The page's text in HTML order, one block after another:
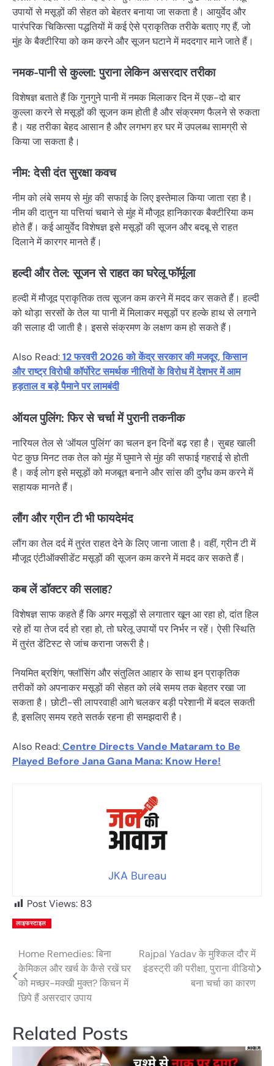
उपायों से मसूड़ों की सेहत को बेहतर बनाया जा सकता है। आयुर्वेद और
पारंपरिक चिकित्सा पद्धतियों में कई ऐसे प्राकृतिक तरीके बताए गए हैं, जो
मुंह के बैक्टीरिया को कम करने और सूजन घटाने में मददगार माने जाते हैं।
नमक-पानी से कुल्ला: पुराना लेकिन असरदार तरीका
विशेषज्ञ बताते हैं कि गुनगुने पानी में नमक मिलाकर दिन में एक-दो बार
कुल्ला करने से मसूड़ों की सूजन कम होती है और संक्रमण फैलने से रुकता
है। यह तरीका बेहद आसान है और लगभग हर घर में उपलब्ध सामग्री से
किया जा सकता है।
नीम: देसी दंत सुरक्षा कवच
नीम को लंबे समय से मुंह की सफाई के लिए इस्तेमाल किया जाता रहा है।
नीम की दातुन या पत्तियां चबाने से मुंह में मौजूद हानिकारक बैक्टीरिया कम
होते हैं। कई आयुर्वेद विशेषज्ञ इसे मसूड़ों की सूजन और बदबू से राहत
दिलाने में कारगर मानते हैं।
हल्दी और तेल: सूजन से राहत का घरेलू फॉर्मूला
हल्दी में मौजूद प्राकृतिक तत्व सूजन कम करने में मदद कर सकते हैं। हल्दी
को थोड़ा सरसों के तेल या पानी में मिलाकर मसूड़ों पर हल्के हाथ से लगाने
की सलाह दी जाती है। इससे संक्रमण के लक्षण कम हो सकते हैं।
Also Read:12 फरवरी 2026 को केंद्र सरकार की मजदूर, किसान
और राष्ट्र विरोधी कॉर्पोरेट समर्थक नीतियों के विरोध में देशभर में आम
हड़ताल व बड़े पैमाने पर लामबंदी
ऑयल पुलिंग: फिर से चर्चा में पुरानी तकनीक
नारियल तेल से ‘ऑयल पुलिंग’ का चलन इन दिनों बढ़ रहा है। सुबह खाली
पेट कुछ मिनट तक तेल को मुंह में घुमाने से मुंह की सफाई गहराई से होती
है। कई लोग इसे मसूड़ों को मजबूत बनाने और सांस की दुर्गंध कम करने में
सहायक मानते हैं।
लौंग और ग्रीन टी भी फायदेमंद
लौंग का तेल दर्द में तुरंत राहत देने के लिए जाना जाता है। वहीं, ग्रीन टी में
मौजूद एंटीऑक्सीडेंट मसूड़ों की सूजन कम करने में मदद कर सकते हैं।
कब लें डॉक्टर की सलाह?
विशेषज्ञ साफ कहते हैं कि अगर मसूड़ों से लगातार खून आ रहा हो, दांत हिल
रहे हों या तेज दर्द हो रहा हो, तो घरेलू उपायों पर निर्भर न रहें। ऐसी स्थिति
में तुरंत डेंटिस्ट से जांच कराना जरूरी है।
नियमित ब्रशिंग, फ्लॉसिंग और संतुलित आहार के साथ इन प्राकृतिक
तरीकों को अपनाकर मसूड़ों की सेहत को लंबे समय तक बेहतर रखा जा
सकता है। छोटी-सी लापरवाही आगे चलकर बड़ी परेशानी में बदल सकती
है, इसलिए समय रहते सतर्क रहना ही समझदारी है।
Also Read:Centre Directs Vande Mataram to Be
Played Before Jana Gana Mana: Know Here!
JKA Bureau
Post Views: 83
लाइफस्टाइल
Post
navigation
Home Remedies: बिना
केमिकल और खर्च के कैसे रखें घर
को मच्छर-मक्खी मुक्त? किचन में
छिपे हैं असरदार उपाय
Rajpal Yadav के मुश्किल दौर में
इंडस्ट्री की परीक्षा, पुराना वीडियो
बना चर्चा का कारण
Related Posts